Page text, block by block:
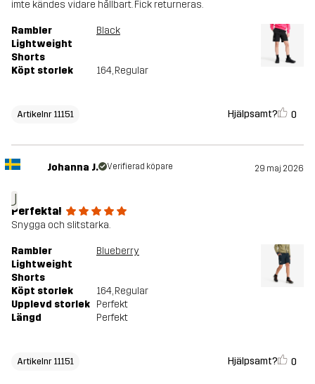
imte kändes vidare hållbart. Fick returneras.
Rambler
Lightweight
Shorts
Black
Köpt storlek 164, Regular
Artikelnr 11151 Hjälpsamt? 0
J
Johanna J. Verifierad köpare 29 maj 2026
Perfekta!
Snygga och slitstarka.
Rambler
Lightweight
Shorts
Blueberry
Köpt storlek 164, Regular
Upplevd storlek Perfekt
Längd
Perfekt
Artikelnr 11151 Hjälpsamt? 0